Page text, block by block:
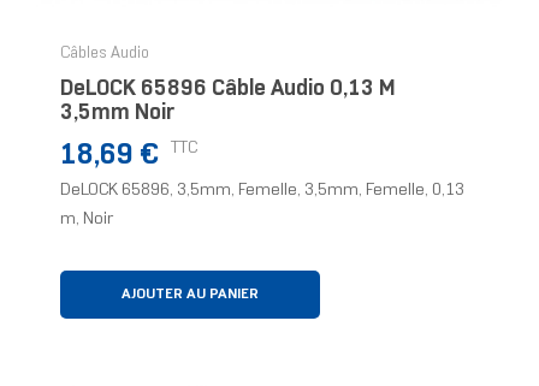
Câbles Audio
DeLOCK 65896 Câble Audio 0,13 M
3,5mm Noir
Prix
18,69 € TTC
DeLOCK 65896, 3,5mm, Femelle, 3,5mm, Femelle, 0,13
m, Noir
AJOUTER AU PANIER